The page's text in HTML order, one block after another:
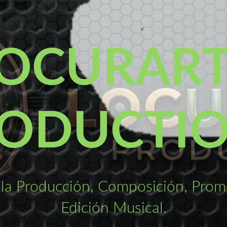
Producción, Composición,
Edición Musical.